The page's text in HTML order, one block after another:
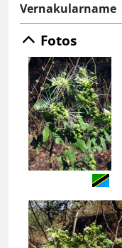
Vernakularname
Fotos